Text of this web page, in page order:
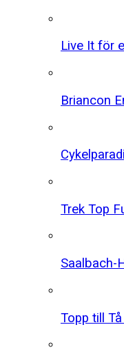
Live It för
Briancon
Trek Top
Saalbach-
Topp till